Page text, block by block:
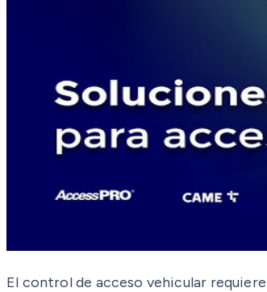
El control de acceso vehicular